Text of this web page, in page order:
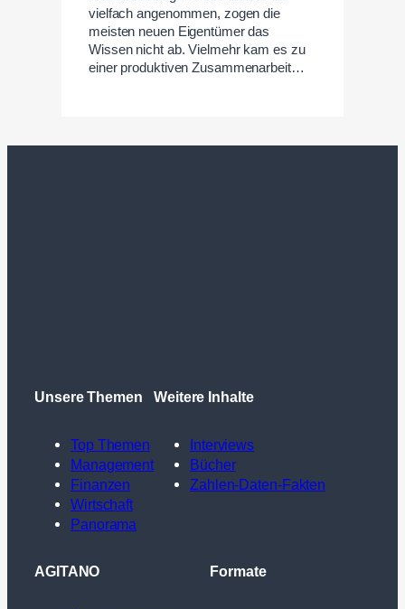
vielfach angenommen, zogen die
meisten neuen Eigentümer das
Wissen nicht ab. Vielmehr kam es zu
einer produktiven Zusammenarbeit…
Unsere Themen
Top Themen
Management
Finanzen
Wirtschaft
Panorama
Weitere Inhalte
Interviews
Bücher
Zahlen-Daten-Fakten
AGITANO Formate